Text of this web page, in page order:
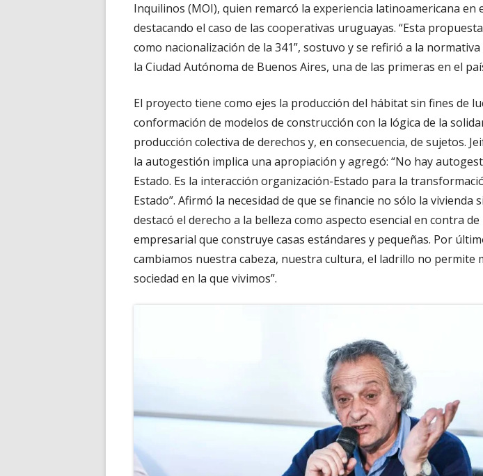
Inquilinos (MOI), quien remarcó la experiencia latinoamericana en
destacando el caso de las cooperativas uruguayas. “Esta
como nacionalización de la 341”, sostuvo y se refirió a la
la Ciudad Autónoma de Buenos Aires, una de las primeras en el
El proyecto tiene como ejes la producción del hábitat sin fines de
conformación de modelos de construcción con la lógica de la
producción colectiva de derechos y, en consecuencia, de sujetos.
la autogestión implica una apropiación y agregó: “No hay
Estado. Es la interacción organización-Estado para la
Estado”. Afirmó la necesidad de que se financie no sólo la vivienda
destacó el derecho a la belleza como aspecto esencial en contra de
empresarial que construye casas estándares y pequeñas. Por
cambiamos nuestra cabeza, nuestra cultura, el ladrillo no permite
sociedad en la que vivimos”.